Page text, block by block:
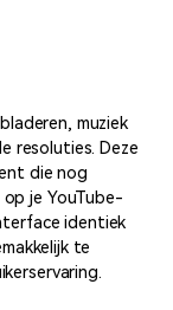
muziek
resoluties. Deze
die nog
je YouTube-
identiek
te